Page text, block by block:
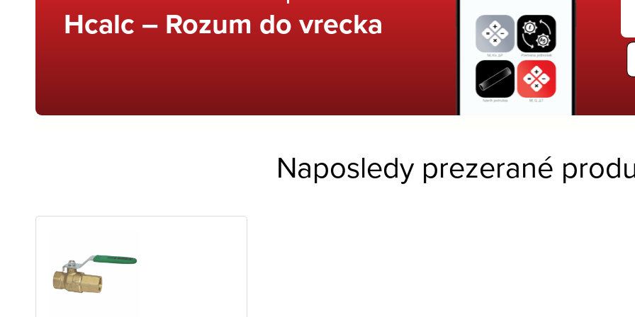
Hcalc – Rozum do vrecka
Naposledy prezerané